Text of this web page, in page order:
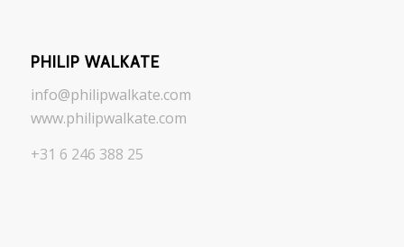
PHILIP WALKATE
info@philipwalkate.com
www.philipwalkate.com
+31 6 246 388 25